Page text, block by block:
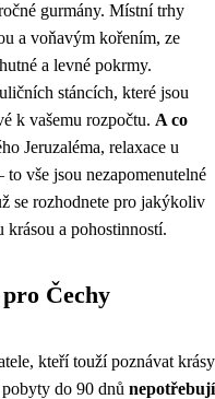
gurmány. Místní trhy
a voňavým kořením, ze
a levné pokrmy.
stáncích, které jsou
k vašemu rozpočtu. A co
Jeruzaléma, relaxace u
vše jsou nezapomenutelné
se rozhodnete pro jakýkoliv
a pohostinností.
Čechy
kteří touží poznávat krásy
do 90 dnů nepotřebují